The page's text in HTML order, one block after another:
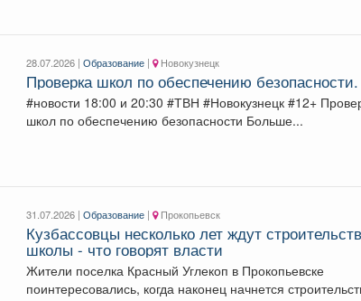
28.07.2026 |Образование | Новокузнецк
Проверка школ по обеспечению безопасности.
#новости 18:00 и 20:30 #ТВН #Новокузнецк #12+ Проверка
школ по обеспечению безопасности Больше...
31.07.2026 |Образование | Прокопьевск
Кузбассовцы несколько лет ждут
школы - что говорят власти
Жители поселка Красный Углекоп в Прокопьевске
поинтересовались, когда наконец начнется